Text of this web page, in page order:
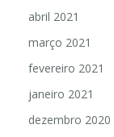
abril 2021
março 2021
fevereiro 2021
janeiro 2021
dezembro 2020